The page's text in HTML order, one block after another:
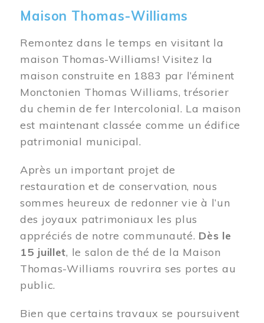
Maison Thomas-Williams
Remontez dans le temps en visitant la
maison Thomas-Williams! Visitez la
maison construite en 1883 par l’éminent
Monctonien Thomas Williams, trésorier
du chemin de fer Intercolonial. La maison
est maintenant classée comme un édifice
patrimonial municipal.
Après un important projet de
restauration et de conservation, nous
sommes heureux de redonner vie à l’un
des joyaux patrimoniaux les plus
appréciés de notre communauté. Dès le
15 juillet, le salon de thé de la Maison
Thomas-Williams rouvrira ses portes au
public.
Bien que certains travaux se poursuivent